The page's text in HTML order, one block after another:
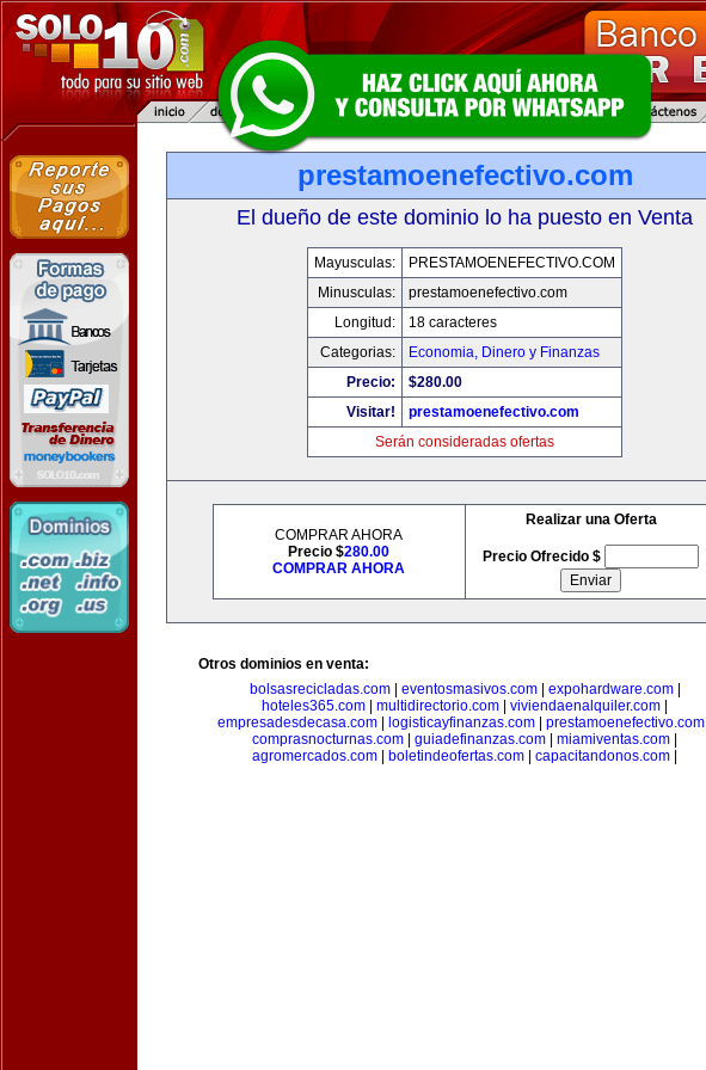
prestamoenefectivo.com
El dueño de este dominio lo ha puesto en Venta
Mayusculas:
PRESTAMOENEFECTIVO.COM
Minusculas:
prestamoenefectivo.com
Longitud:
18 caracteres
Categorias:
Economia, Dinero y Finanzas
Precio:
$280.00
Visitar!
prestamoenefectivo.com
Serán consideradas ofertas
COMPRAR AHORA
Precio $280.00
COMPRAR AHORA
Realizar una Oferta
Precio Ofrecido $
Otros dominios en venta:
bolsasrecicladas.com| eventosmasivos.com| expohardware.com|
hoteles365.com
multidirectorio.com viviendaenalquiler.com
empresadesdecasa.com
logisticayfinanzas.com prestamoenefectivo.com
comprasnocturnas.com
guiadefinanzas.com miamiventas.com
agromercados.com
boletindeofertas.com capacitandonos.com